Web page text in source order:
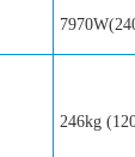
246kg